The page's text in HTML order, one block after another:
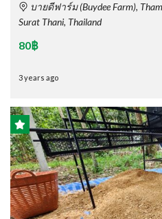
บายดีฟาร์ม​ (Buydee Farm),
Surat Thani, Thailand
80฿
3 years ago